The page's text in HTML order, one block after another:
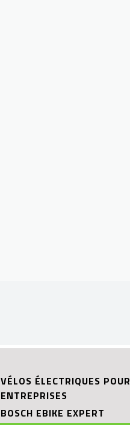
VÉLOS ÉLECTRIQUES POUR
ENTREPRISES
BOSCH EBIKE EXPERT